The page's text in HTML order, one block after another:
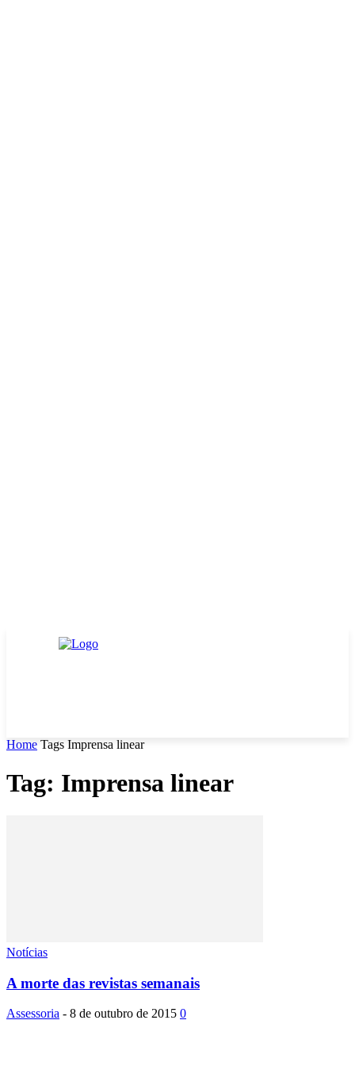
Home Tags Imprensa linear
Tag: Imprensa linear
Notícias
A morte das revistas semanais
Assessoria - 8 de outubro de 2015 0